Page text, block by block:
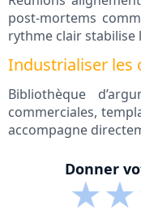
post‑mortems
rythme clair stabilise
Industrialiser les
Bibliothèque
commerciales,
accompagne
Donner
★★